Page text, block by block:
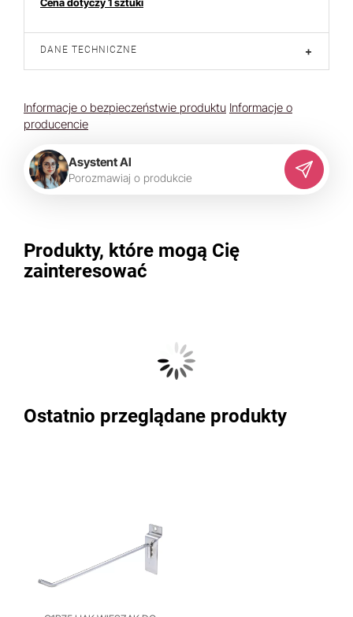
DANE TECHNICZNE +
Informacje o bezpieczeństwie produktu Informacje o
producencie
Asystent AI
Porozmawiaj o produkcie
Produkty, które mogą Cię
zainteresować
Ostatnio przeglądane produkty